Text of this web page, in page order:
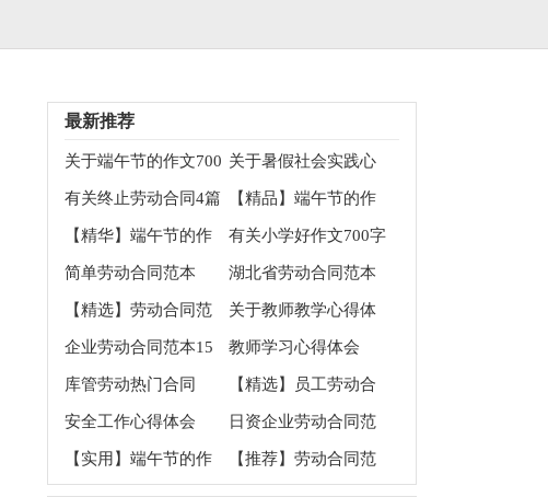
最新推荐
关于端午节的作文700
字集合五篇
关于暑假社会实践心
得体会四篇
有关终止劳动合同4篇
【精品】端午节的作
文1000字集合九篇
【精华】端午节的作
文700字5篇
有关小学好作文700字
汇编九篇
简单劳动合同范本 湖北省劳动合同范本
【精选】劳动合同范
文集合十篇
关于教师教学心得体
会3篇
企业劳动合同范本15
篇
教师学习心得体会
库管劳动热门合同
【精选】员工劳动合
同集锦七篇
安全工作心得体会
日资企业劳动合同范
本
【实用】端午节的作
【推荐】劳动合同范